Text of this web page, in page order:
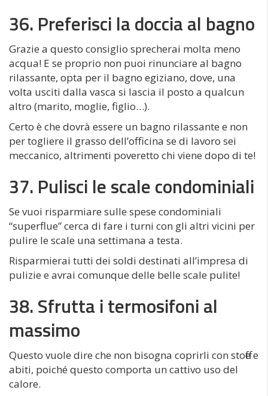
36. Preferisci la doccia al bagno
Grazie a questo consiglio sprecherai molta meno
acqua! E se proprio non puoi rinunciare al bagno
rilassante, opta per il bagno egiziano, dove, una
volta usciti dalla vasca si lascia il posto a qualcun
altro (marito, moglie, figlio…).
Certo è che dovrà essere un bagno rilassante e non
per togliere il grasso dell’officina se di lavoro sei
meccanico, altrimenti poveretto chi viene dopo di te!
37. Pulisci le scale condominiali
Se vuoi risparmiare sulle spese condominiali
“superflue” cerca di fare i turni con gli altri vicini per
pulire le scale una settimana a testa.
Risparmierai tutti dei soldi destinati all’impresa di
pulizie e avrai comunque delle belle scale pulite!
38. Sfrutta i termosifoni al
massimo
Questo vuole dire che non bisogna coprirli con stoffe e
abiti, poiché questo comporta un cattivo uso del
calore.